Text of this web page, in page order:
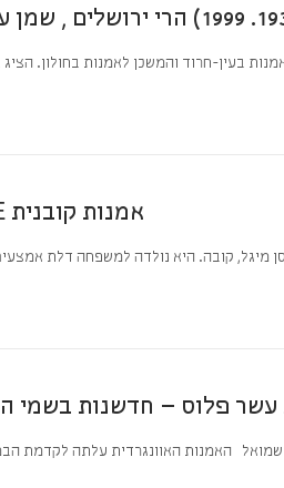
בעין-חרוד והמשכן לאמנות בחולון.
LISITA LINTRE אמנות קובנית
עשר פלוס – חדשנות בשמי
שמואל האמנות האוונגרדית עלתה לקדמת